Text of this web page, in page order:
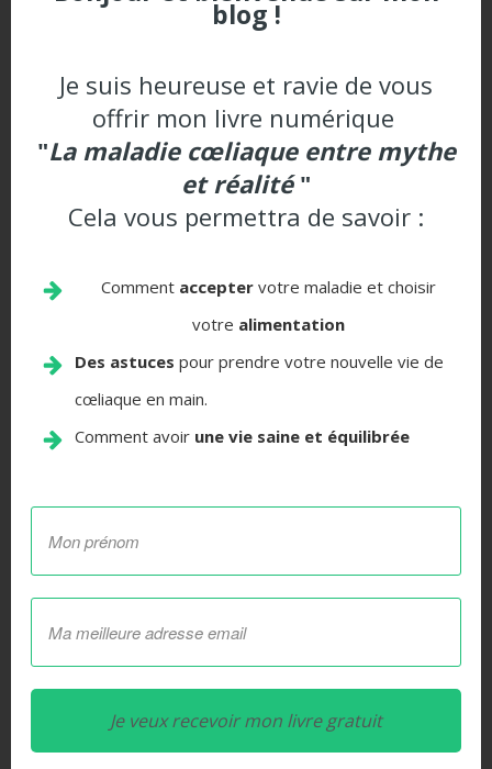
dans ton alimentation, tu t’assures d’obtenir les
besoin pour rester en bonne santé.
Conclusion
En incluant ces aliments stars dans ton
alimentation quotidienne, tu peux t’assurer de
restant fidèle à ton régime alimentaire à zéro
N’oublie pas de varier ton alimentation et de
consulter un professionnel de la santé ou un
nutritionniste pour des conseils personnalisés.
Articles similaires:
alimentation
blog !
Je suis heureuse et ravie de vous
offrir mon livre numérique
"La maladie cœliaque entre mythe
et réalité"
Cela vous permettra de savoir :
Commentacceptervotre maladie et choisir
votre alimentation
Des astuces pour prendre votre nouvelle vie de
cœliaque en main.
Comment avoir une vie saine et équilibrée
Je veux recevoir mon livre gratuit